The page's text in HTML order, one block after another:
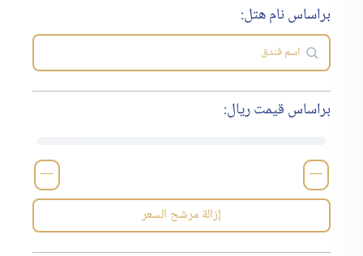
براساس نام هتل:
براساس قیمت ریال:
—
—
إزالة مرشح السعر